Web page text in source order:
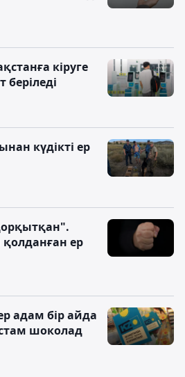
кіруге
беріледі
күдікті ер
ер
адам бір айда
шоколад